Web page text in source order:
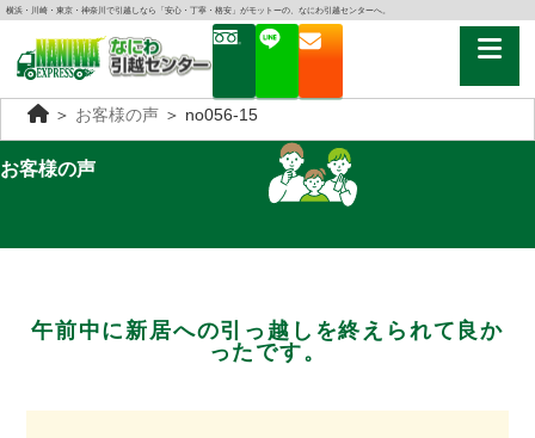
横浜・川崎・東京・神奈川で引越しなら「安心・丁寧・格安」がモットーの、なにわ引越センターへ。
＞ お客様の声 ＞ no056-15
お客様の声
午前中に新居への引っ越しを終えられて良か
ったです。